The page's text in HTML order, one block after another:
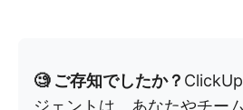
🧐 ご存知でしたか？
ジェントは、あなたやチー